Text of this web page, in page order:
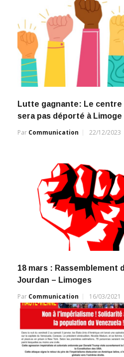
Lutte gagnante: Le centre
sera pas déporté à Limoge
Par Communication 22/12/2023
18 mars : Rassemblement
Jourdan – Limoges
Par Communication 16/03/2021